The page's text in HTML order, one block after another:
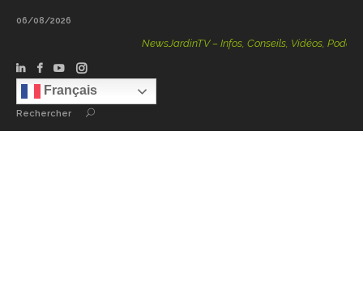
06/08/2026
NewsJardinTV – Infos, Conseils, Vidéos, Podcasts –
Français
Rechercher